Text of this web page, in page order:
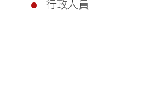
行政人員